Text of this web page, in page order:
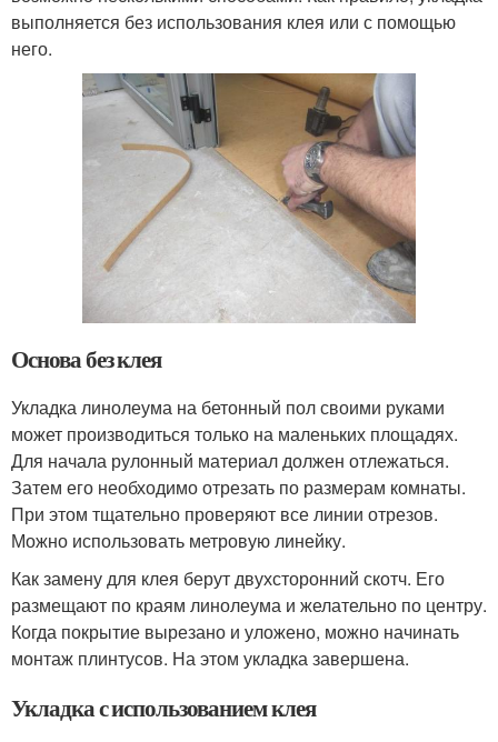
выполняется без использования клея или с помощью
него.
Основа без клея
Укладка линолеума на бетонный пол своими руками
может производиться только на маленьких площадях.
Для начала рулонный материал должен отлежаться.
Затем его необходимо отрезать по размерам комнаты.
При этом тщательно проверяют все линии отрезов.
Можно использовать метровую линейку.
Как замену для клея берут двухсторонний скотч. Его
размещают по краям линолеума и желательно по центру.
Когда покрытие вырезано и уложено, можно начинать
монтаж плинтусов. На этом укладка завершена.
Укладка с использованием клея